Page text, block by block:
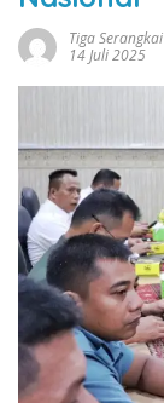
Tiga Serangkai
14 Juli 2025